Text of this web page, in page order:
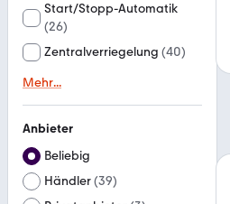
Start/Stopp-Automatik
(26)
Zentralverriegelung (40)
Mehr...
Anbieter
Beliebig
Händler(39)